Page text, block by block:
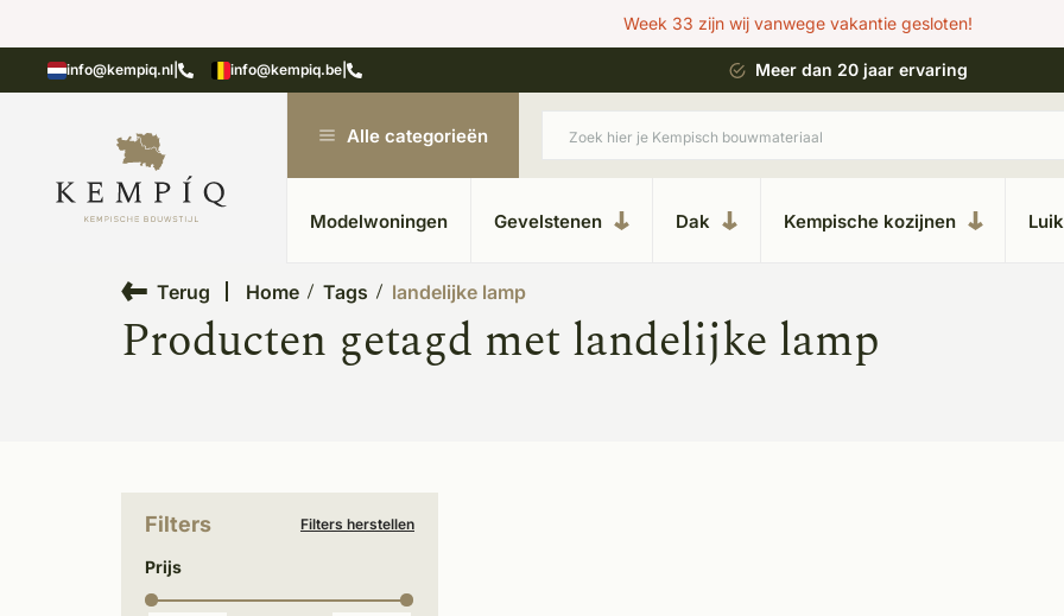
Week 33 zijn wij vanwege vakantie gesloten!
info@kempiq.nl info@kempiq.be
in Kesteren Unieke materialen in kempische bouwstijl Meer dan 20 jaar ervaring
Alle categorieën
Modelwoningen Gevelstenen Dak Kempische kozijnen
Terug Home Tags landelijke lamp
Producten getagd met landelijke lamp
Filters Filters herstellen
Prijs